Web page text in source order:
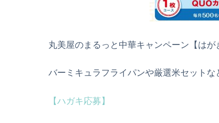
丸美屋のまるっと中華キャンペーン【は
バーミキュラフライパンや厳選米セット
【ハガキ応募】